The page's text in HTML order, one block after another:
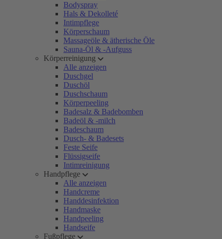
Bodyspray
Hals & Dekolleté
Intimpflege
Körperschaum
Massageöle & ätherische Öle
Sauna-Öl & -Aufguss
Körperreinigung
Alle anzeigen
Duschgel
Duschöl
Duschschaum
Körperpeeling
Badesalz & Badebomben
Badeöl & -milch
Badeschaum
Dusch- & Badesets
Feste Seife
Flüssigseife
Intimreinigung
Handpflege
Alle anzeigen
Handcreme
Handdesinfektion
Handmaske
Handpeeling
Handseife
Fußpflege